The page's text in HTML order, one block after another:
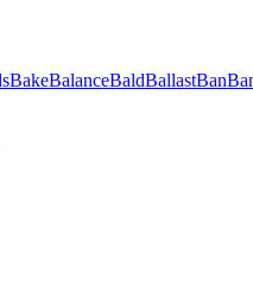
BakeBalanceBaldBallastBan